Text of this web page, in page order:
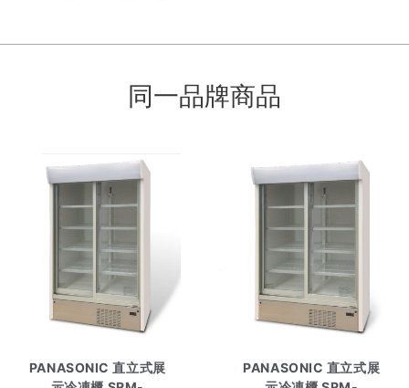
同一品牌商品
PANASONIC 直立式展
PANASONIC 直立式展